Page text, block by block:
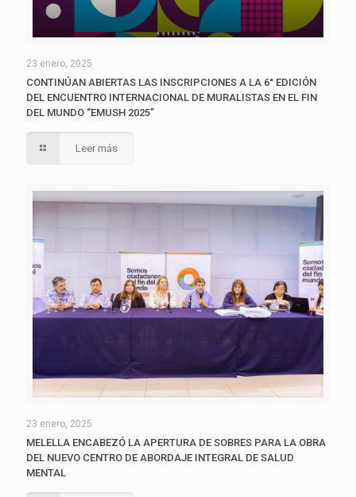
23 enero, 2025
CONTINÚAN ABIERTAS LAS INSCRIPCIONES A LA 6° EDICIÓN
DEL ENCUENTRO INTERNACIONAL DE MURALISTAS EN EL FIN
DEL MUNDO “EMUSH 2025”
Leer más
23 enero, 2025
MELELLA ENCABEZÓ LA APERTURA DE SOBRES PARA LA OBRA
DEL NUEVO CENTRO DE ABORDAJE INTEGRAL DE SALUD
MENTAL